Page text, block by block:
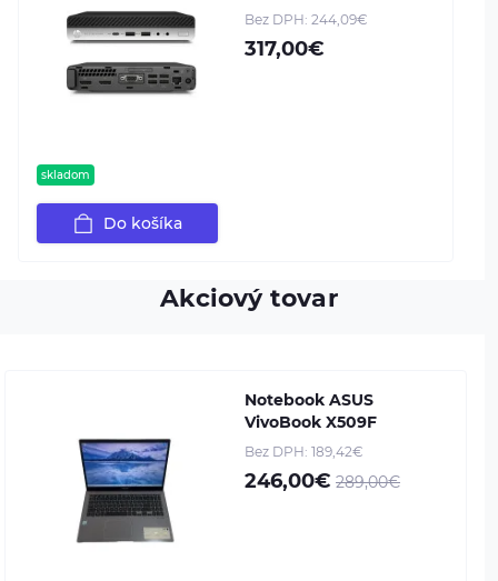
skladom
Bez DPH: 244,09€
317,00€
Do košíka
Akciový tovar
Notebook ASUS
VivoBook X509F
Bez DPH: 189,42€
246,00€ 289,00€